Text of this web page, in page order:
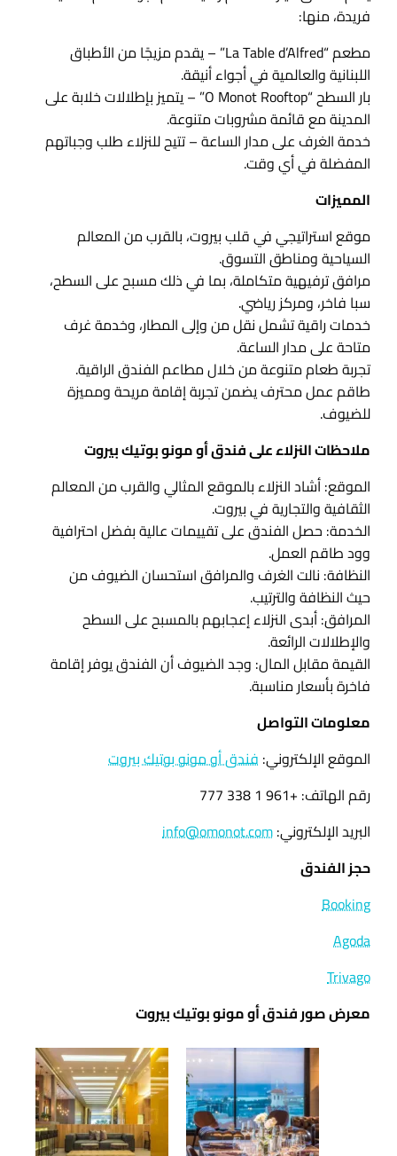
فريدة، منها:
مطعم “La Table d’Alfred” – يقدم مزيجًا من الأطباق
اللبنانية والعالمية في أجواء أنيقة.
بار السطح “O Monot Rooftop” – يتميز بإطلالات خلابة على
المدينة مع قائمة مشروبات متنوعة.
خدمة الغرف على مدار الساعة – تتيح للنزلاء طلب وجباتهم
المفضلة في أي وقت.
المميزات
موقع استراتيجي في قلب بيروت، بالقرب من المعالم
السياحية ومناطق التسوق.
مرافق ترفيهية متكاملة، بما في ذلك مسبح على السطح،
سبا فاخر، ومركز رياضي.
خدمات راقية تشمل نقل من وإلى المطار، وخدمة غرف
متاحة على مدار الساعة.
تجربة طعام متنوعة من خلال مطاعم الفندق الراقية.
طاقم عمل محترف يضمن تجربة إقامة مريحة ومميزة
للضيوف.
ملاحظات النزلاء على فندق أو مونو بوتيك بيروت
الموقع: أشاد النزلاء بالموقع المثالي والقرب من المعالم
الثقافية والتجارية في بيروت.
الخدمة: حصل الفندق على تقييمات عالية بفضل احترافية
وود طاقم العمل.
النظافة: نالت الغرف والمرافق استحسان الضيوف من
حيث النظافة والترتيب.
المرافق: أبدى النزلاء إعجابهم بالمسبح على السطح
والإطلالات الرائعة.
القيمة مقابل المال: وجد الضيوف أن الفندق يوفر إقامة
فاخرة بأسعار مناسبة.
معلومات التواصل
الموقع الإلكتروني: فندق أو مونو بوتيك بيروت
رقم الهاتف: +961 1 338 777
البريد الإلكتروني:info@omonot.com
حجز الفندق
Booking
Agoda
Trivago
معرض صور فندق أو مونو بوتيك بيروت